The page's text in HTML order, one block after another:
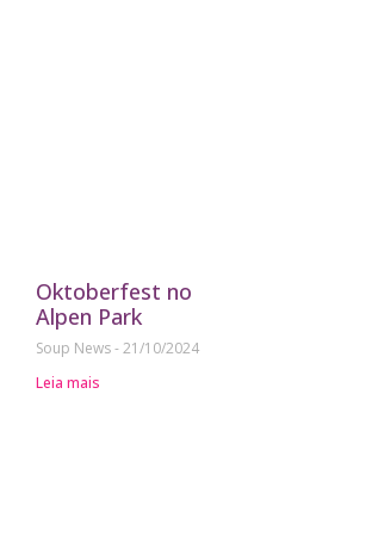
Oktoberfest no
Alpen Park
Soup News 21/10/2024
Leia mais